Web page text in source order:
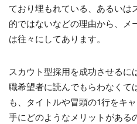
ており埋もれている、あるいは
的ではないなどの理由から、メ
は往々にしてあります。
スカウト型採用を成功させる
職希望者に読んでもらわなくて
も、タイトルや冒頭の1行をキ
手にどのようなメリットがある